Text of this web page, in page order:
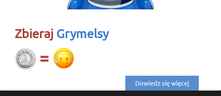
Zbieraj Grymelsy
Dowiedz się więcej